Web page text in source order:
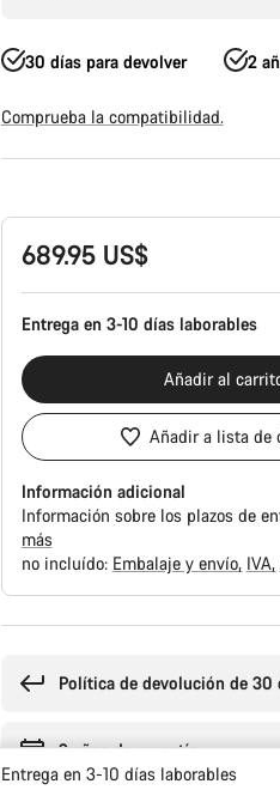
30 días para devolver 2
Comprueba la compatibilidad.
producto
689.95 US$
Entrega en 3-10 días laborables
Añadir al
Añadir a lista de
Información adicional
Información sobre los plazos de
más
no incluído: Embalaje y envío IVA
compra
Política de devolución de 30
2 años de garantía
Entrega en 3-10 días laborables